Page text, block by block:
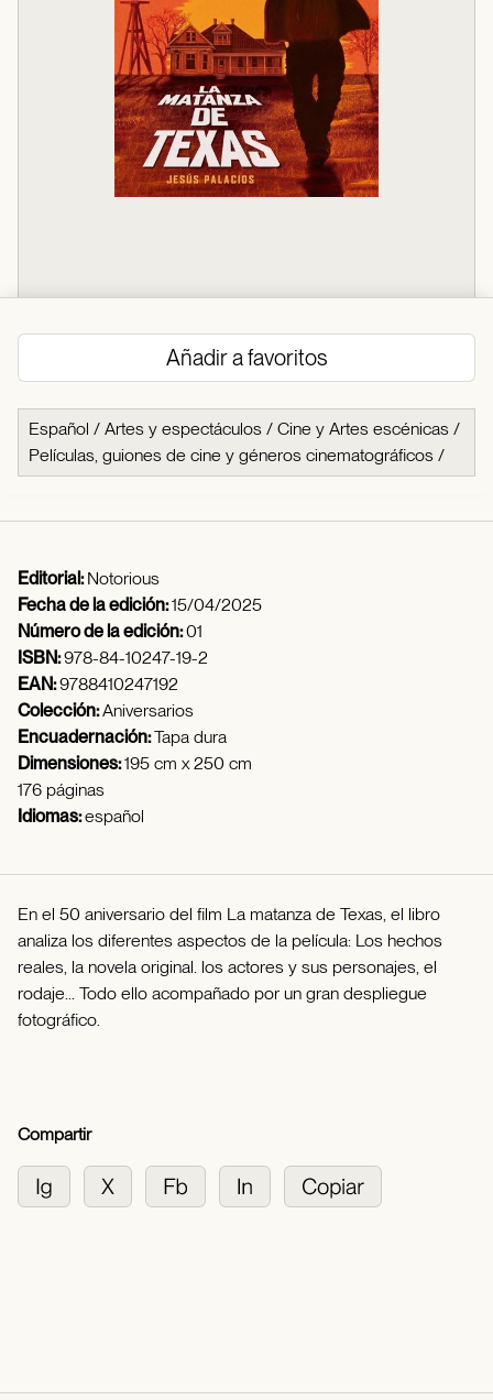
Añadir a favoritos
Español / Artes y espectáculos / Cine y Artes escénicas /
Películas, guiones de cine y géneros cinematográficos /
Editorial:Notorious
Fecha de la edición:15/04/2025
Número de la edición:01
ISBN:978-84-10247-19-2
EAN:9788410247192
Colección:Aniversarios
Encuadernación:Tapa dura
Dimensiones:195 cm x 250 cm
176 páginas
Idiomas:español
En el 50 aniversario del film La matanza de Texas, el libro
analiza los diferentes aspectos de la película: Los hechos
reales, la novela original. los actores y sus personajes, el
rodaje... Todo ello acompañado por un gran despliegue
fotográfico.
Compartir